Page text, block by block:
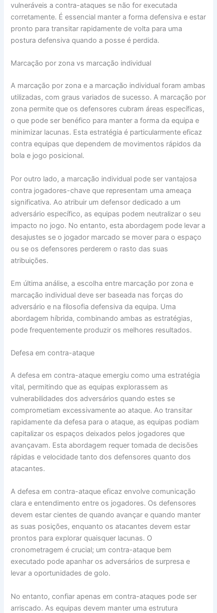
vulneráveis a contra-ataques se não for executada
corretamente. É essencial manter a forma defensiva e estar
pronto para transitar rapidamente de volta para uma
postura defensiva quando a posse é perdida.
Marcação por zona vs marcação individual
A marcação por zona e a marcação individual foram ambas
utilizadas, com graus variados de sucesso. A marcação por
zona permite que os defensores cubram áreas específicas,
o que pode ser benéfico para manter a forma da equipa e
minimizar lacunas. Esta estratégia é particularmente eficaz
contra equipas que dependem de movimentos rápidos da
bola e jogo posicional.
Por outro lado, a marcação individual pode ser vantajosa
contra jogadores-chave que representam uma ameaça
significativa. Ao atribuir um defensor dedicado a um
adversário específico, as equipas podem neutralizar o seu
impacto no jogo. No entanto, esta abordagem pode levar a
desajustes se o jogador marcado se mover para o espaço
ou se os defensores perderem o rasto das suas
atribuições.
Em última análise, a escolha entre marcação por zona e
marcação individual deve ser baseada nas forças do
adversário e na filosofia defensiva da equipa. Uma
abordagem híbrida, combinando ambas as estratégias,
pode frequentemente produzir os melhores resultados.
Defesa em contra-ataque
A defesa em contra-ataque emergiu como uma estratégia
vital, permitindo que as equipas explorassem as
vulnerabilidades dos adversários quando estes se
comprometiam excessivamente ao ataque. Ao transitar
rapidamente da defesa para o ataque, as equipas podiam
capitalizar os espaços deixados pelos jogadores que
avançavam. Esta abordagem requer tomada de decisões
rápidas e velocidade tanto dos defensores quanto dos
atacantes.
A defesa em contra-ataque eficaz envolve comunicação
clara e entendimento entre os jogadores. Os defensores
devem estar cientes de quando avançar e quando manter
as suas posições, enquanto os atacantes devem estar
prontos para explorar quaisquer lacunas. O
cronometragem é crucial; um contra-ataque bem
executado pode apanhar os adversários de surpresa e
levar a oportunidades de golo.
No entanto, confiar apenas em contra-ataques pode ser
arriscado. As equipas devem manter uma estrutura